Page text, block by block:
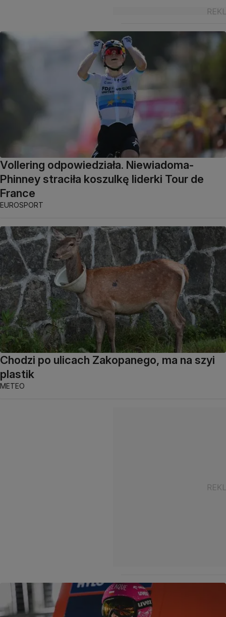
Vollering odpowiedziała. Niewiadoma-
Phinney straciła koszulkę liderki Tour de
France
EUROSPORT
Chodzi po ulicach Zakopanego, ma na szyi
plastik
METEO